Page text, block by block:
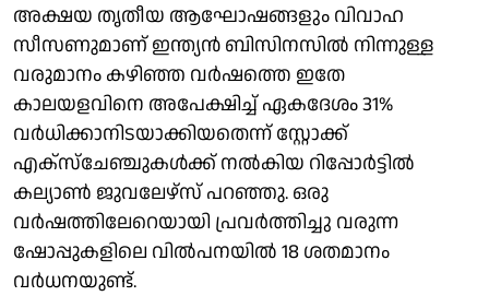
അക്ഷയ തൃതീയ ആഘോഷങ്ങളും വിവാഹ
സീസണുമാണ് ഇന്ത്യന്‍ ബിസിനസില്‍ നിന്നുള്ള
വരുമാനം കഴിഞ്ഞ വര്‍ഷത്തെ ഇതേ
കാലയളവിനെ അപേക്ഷിച്ച് ഏകദേശം 31%
വര്‍ധിക്കാനിടയാക്കിയതെന്ന് സ്റ്റോക്ക്
എക്‌സ്‌ചേഞ്ചുകള്‍ക്ക് നല്‍കിയ റിപ്പോര്‍ട്ടില്‍
കല്യാണ്‍ ജുവലേഴ്സ് പറഞ്ഞു. ഒരു
വര്‍ഷത്തിലേറെയായി പ്രവര്‍ത്തിച്ചു വരുന്ന
ഷോപ്പുകളിലെ വില്‍പനയില്‍ 18 ശതമാനം
വര്‍ധനയുണ്ട്.